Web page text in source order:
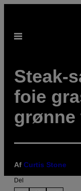
indhold
Åbn
Steak-
foie
grønne
Af Curtis Stone
Del